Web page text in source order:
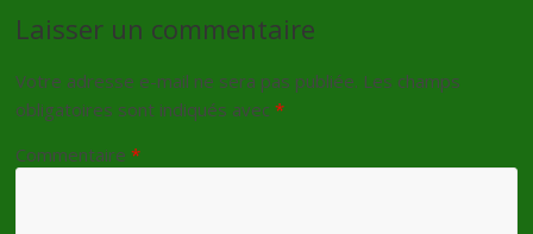
Laisser un commentaire
Votre adresse e-mail ne sera pas publiée. Les champs
obligatoires sont indiqués avec*
Commentaire*